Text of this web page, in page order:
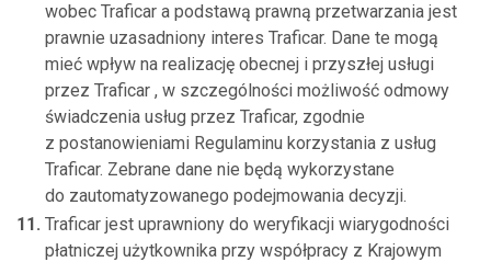
wobec Traficar a podstawą prawną przetwarzania jest
prawnie uzasadniony interes Traficar. Dane te mogą
mieć wpływ na realizację obecnej i przyszłej usługi
przez Traficar , w szczególności możliwość odmowy
świadczenia usług przez Traficar, zgodnie
z postanowieniami Regulaminu korzystania z usług
Traficar. Zebrane dane nie będą wykorzystane
do zautomatyzowanego podejmowania decyzji.
Traficar jest uprawniony do weryfikacji wiarygodności
płatniczej użytkownika przy współpracy z Krajowym